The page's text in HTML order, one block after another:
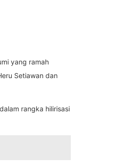
yang ramah
Setiawan dan
rangka hilirisasi